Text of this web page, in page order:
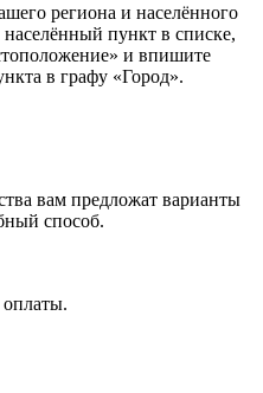
региона и населённого
пункт в списке,
и впишите
в графу «Город».
вам предложат варианты
способ.